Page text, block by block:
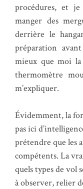
procédures, et
manger des
derrière le
préparation
mieux que moi la
thermomètre
m’expliquer.
Évidemment, la
pas ici
prétendre que les
compétents. La
quels types de vol
à observer, relier